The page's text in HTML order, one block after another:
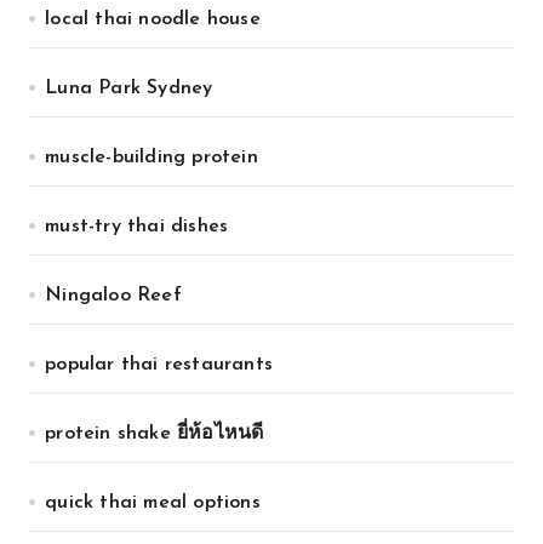
local thai noodle house
Luna Park Sydney
muscle-building protein
must-try thai dishes
Ningaloo Reef
popular thai restaurants
protein shake ยี่ห้อไหนดี
quick thai meal options